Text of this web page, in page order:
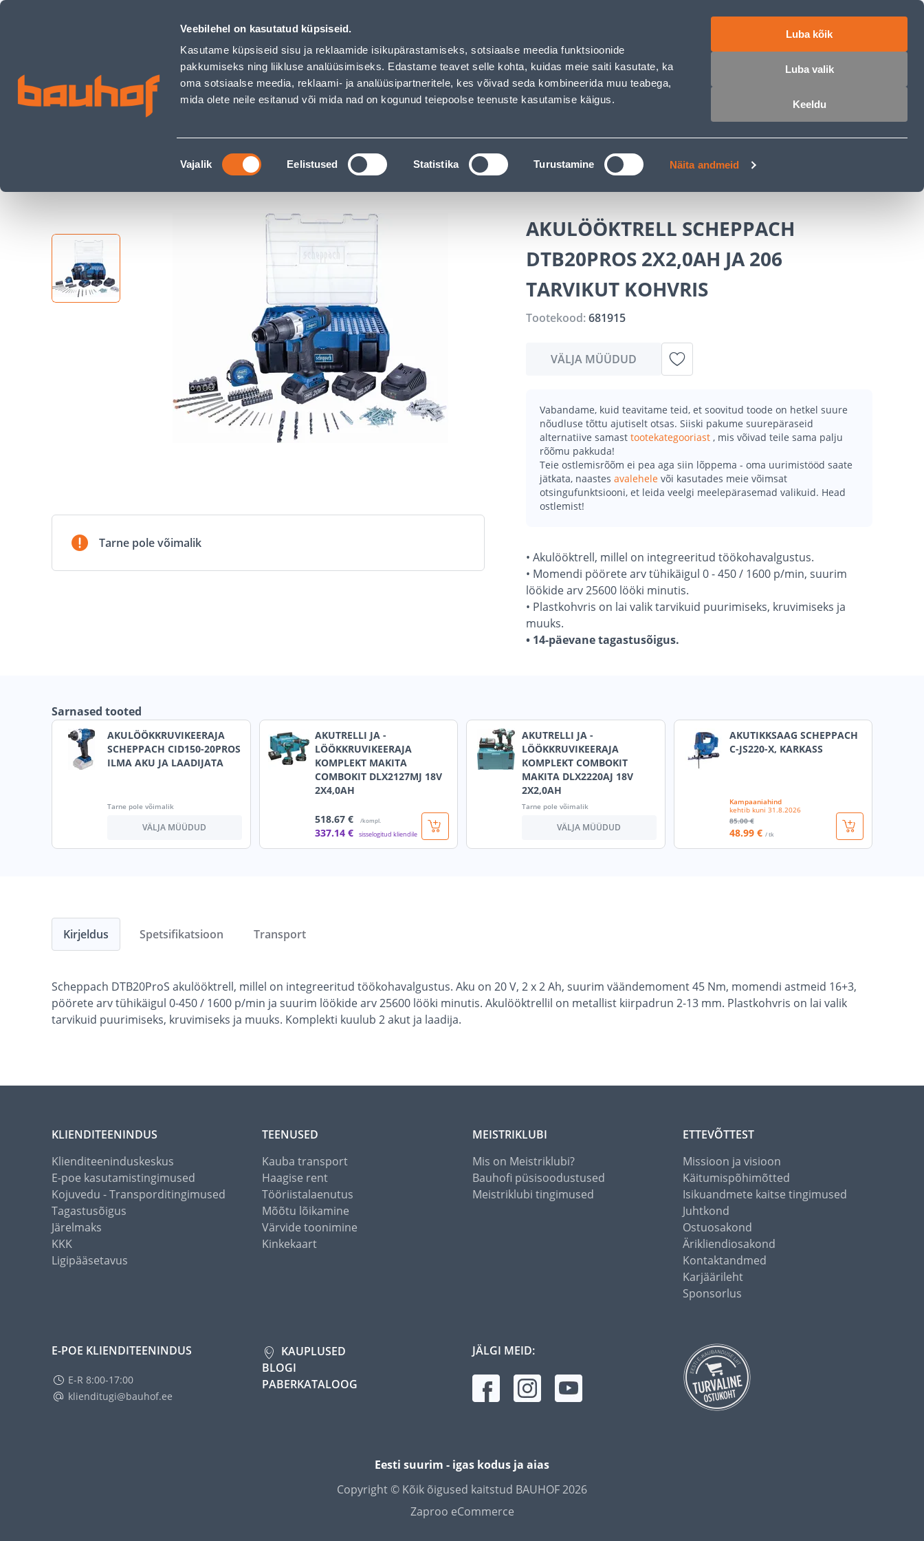
Veebilehel on kasutatud küpsiseid.
Kasutame küpsiseid sisu ja reklaamide isikupärastamiseks, sotsiaalse meedia funktsioonide
pakkumiseks ning liikluse analüüsimiseks. Edastame teavet selle kohta, kuidas meie saiti kasutate, ka
oma sotsiaalse meedia, reklaami- ja analüüsipartneritele, kes võivad seda kombineerida muu teabega,
mida olete neile esitanud või mida nad on kogunud teiepoolse teenuste kasutamise käigus.
Nõusoleku
valik
Vajalik Eelistused Statistika Turustamine Näita andmeid
Luba kõik
Luba valik
Keeldu
AKULÖÖKTRELL SCHEPPACH DTB20PROS 2X2,0AH JA 206 TARVIKUT KOHVRIS - Bauhof has loaded ETRUEN
OTSI Logi sisse Ostukorv
TOOTED MEISTRIKLUBI BLOGI
Elektritööriistad ja rauakaubad Elektritööriistad
Akutrellid
AKULÖÖKTRELL SCHEPPACH DTB20PROS 2X2,0AH JA 206 TARVIKUT KOHVRIS
Tarne pole võimalik
AKULÖÖKTRELL SCHEPPACH
DTB20PROS 2X2,0AH JA 206
TARVIKUT KOHVRIS
Tootekood:681915
VÄLJA MÜÜDUD
Vabandame, kuid teavitame teid, et soovitud toode on hetkel suure
nõudluse tõttu ajutiselt otsas. Siiski pakume suurepäraseid
alternatiive samast tootekategooriast , mis võivad teile sama palju
rõõmu pakkuda!
Teie ostlemisrõõm ei pea aga siin lõppema - oma uurimistööd saate
jätkata, naastes avalehele või kasutades meie võimsat
otsingufunktsiooni, et leida veelgi meelepärasemad valikuid. Head
ostlemist!
• Akulööktrell, millel on integreeritud töökohavalgustus.
• Momendi pöörete arv tühikäigul 0 - 450 / 1600 p/min, suurim
löökide arv 25600 lööki minutis.
• Plastkohvris on lai valik tarvikuid puurimiseks, kruvimiseks ja
muuks.
• 14-päevane tagastusõigus.
Sarnased tooted
AKULÖÖKKRUVIKEERAJA
SCHEPPACH CID150-20PROS
ILMA AKU JA LAADIJATA
Tarne pole võimalik
VÄLJA MÜÜDUD
AKUTRELLI JA -
LÖÖKKRUVIKEERAJA
KOMPLEKT MAKITA
COMBOKIT DLX2127MJ 18V
2X4,0AH
518.67 € /kompl.
337.14 € sisselogitud kliendile
AKUTRELLI JA -
LÖÖKKRUVIKEERAJA
KOMPLEKT COMBOKIT
MAKITA DLX2220AJ 18V
2X2,0AH
Tarne pole võimalik
VÄLJA MÜÜDUD
AKUTIKKSAAG SCHEPPACH
C-JS220-X, KARKASS
Kampaaniahind
kehtib kuni 31.8.2026
85.00 €
48.99 € / tk
Kirjeldus
Scheppach DTB20ProS akulööktrell, millel on integreeritud töökohavalgustus. Aku on 20 V, 2 x 2 Ah, suurim väändemoment 45 Nm, momendi astmeid 16+3,
pöörete arv tühikäigul 0-450 / 1600 p/min ja suurim löökide arv 25600 lööki minutis. Akulööktrellil on metallist kiirpadrun 2-13 mm. Plastkohvris on lai valik
tarvikuid puurimiseks, kruvimiseks ja muuks. Komplekti kuulub 2 akut ja laadija.
Spetsifikatsioon Transport
KLIENDITEENINDUS
Klienditeeninduskeskus
E-poe kasutamistingimused
Kojuvedu - Transporditingimused
Tagastusõigus
Järelmaks
KKK
Ligipääsetavus
TEENUSED
Kauba transport
Haagise rent
Tööriistalaenutus
Mõõtu lõikamine
Värvide toonimine
Kinkekaart
MEISTRIKLUBI
Mis on Meistriklubi?
Bauhofi püsisoodustused
Meistriklubi tingimused
ETTEVÕTTEST
Missioon ja visioon
Käitumispõhimõtted
Isikuandmete kaitse tingimused
Juhtkond
Ostuosakond
Ärikliendiosakond
Kontaktandmed
Karjäärileht
Sponsorlus
E-POE KLIENDITEENINDUS
E-R 8:00-17:00
klienditugi@bauhof.ee
KAUPLUSED
BLOGI
PABERKATALOOG
JÄLGI MEID:
Eesti suurim - igas kodus ja aias
Copyright © Kõik õigused kaitstud BAUHOF 2026
Zaproo eCommerce